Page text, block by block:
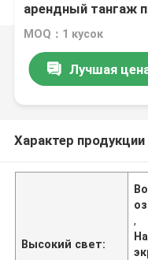
арендный тангаж
P4.81 4.81mm СИД
MOQ：1 кусок
Лучшая
Характер продукции
Высокий свет:
,